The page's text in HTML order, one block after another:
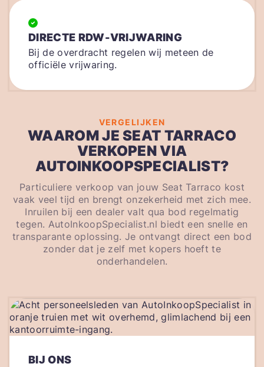
DIRECTE RDW-VRIJWARING
Bij de overdracht regelen wij meteen de
officiële vrijwaring.
VERGELIJKEN
WAAROM JE SEAT TARRACO
VERKOPEN VIA
AUTOINKOOPSPECIALIST?
Particuliere verkoop van jouw Seat Tarraco kost
vaak veel tijd en brengt onzekerheid met zich mee.
Inruilen bij een dealer valt qua bod regelmatig
tegen. AutoInkoopSpecialist.nl biedt een snelle en
transparante oplossing. Je ontvangt direct een bod
zonder dat je zelf met kopers hoeft te
onderhandelen.
BIJ ONS